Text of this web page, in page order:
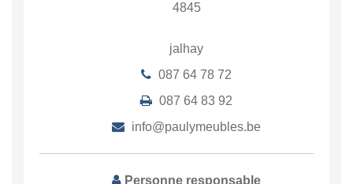
4845
jalhay
087 64 78 72
087 64 83 92
info@paulymeubles.be
Personne responsable